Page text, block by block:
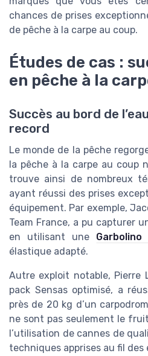
chances de prises
de pêche à la carpe au coup.
Études de cas :
en pêche à la
Succès au bord de
record
Le monde de la pêche
la pêche à la carpe au coup
trouve ainsi de nombreux
ayant réussi des prises
équipement. Par exemple,
Team France, a pu capturer
en utilisant une Garbolino
élastique adapté.
Autre exploit notable, Pierre
pack Sensas optimisé, a
près de 20 kg d’un
ne sont pas seulement le
l’utilisation de cannes de
techniques apprises au fil des